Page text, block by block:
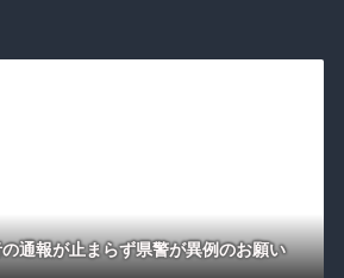
通報が止まらず県警が異例のお願い